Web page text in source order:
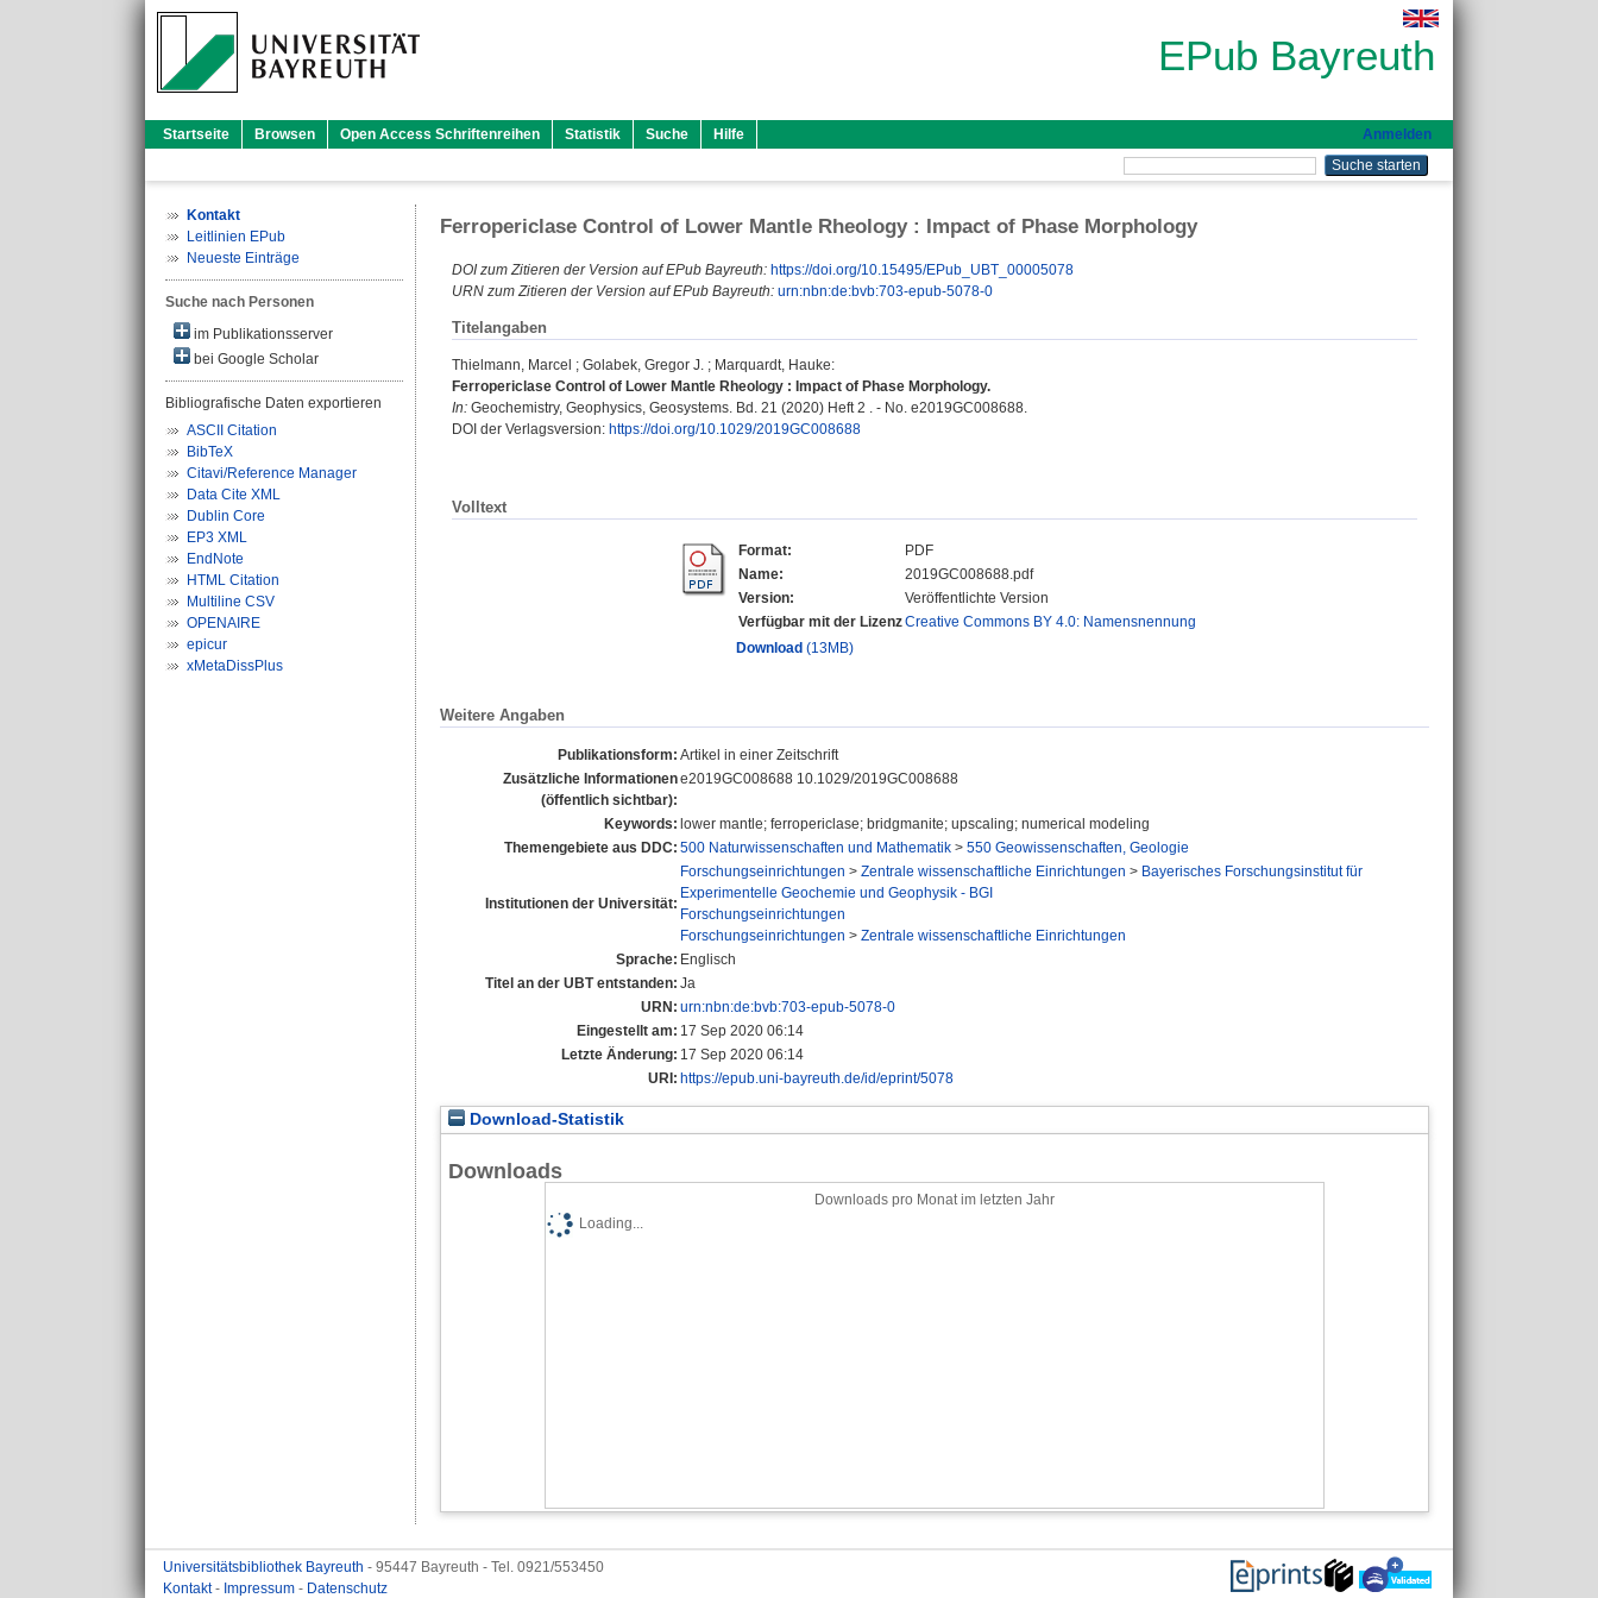
EPub Bayreuth
Startseite Browsen Open Access Schriftenreihen Statistik Suche Hilfe Anmelden
Kontakt
Leitlinien EPub
Neueste Einträge
Suche nach Personen
im Publikationsserver
bei Google Scholar
Bibliografische Daten exportieren
ASCII Citation
BibTeX
Citavi/Reference Manager
Data Cite XML
Dublin Core
EP3 XML
EndNote
HTML Citation
Multiline CSV
OPENAIRE
epicur
xMetaDissPlus
Ferropericlase Control of Lower Mantle Rheology : Impact of Phase Morphology
DOI zum Zitieren der Version auf EPub Bayreuth: https://doi.org/10.15495/EPub_UBT_00005078
URN zum Zitieren der Version auf EPub Bayreuth: urn:nbn:de:bvb:703-epub-5078-0
Titelangaben
Thielmann, Marcel ; Golabek, Gregor J. ; Marquardt, Hauke:
Ferropericlase Control of Lower Mantle Rheology : Impact of Phase Morphology.
In: Geochemistry, Geophysics, Geosystems. Bd. 21 (2020) Heft 2 . - No. e2019GC008688.
DOI der Verlagsversion: https://doi.org/10.1029/2019GC008688
Volltext
Format:
PDF
Name:
2019GC008688.pdf
Version:
Veröffentlichte Version
Verfügbar mit der LizenzCreative Commons BY 4.0: Namensnennung
Download (13MB)
Weitere Angaben
Publikationsform: Artikel in einer Zeitschrift
Zusätzliche Informationen
(öffentlich sichtbar):
e2019GC008688 10.1029/2019GC008688
Keywords: lower mantle; ferropericlase; bridgmanite; upscaling; numerical modeling
Themengebiete aus DDC: 500 Naturwissenschaften und Mathematik > 550 Geowissenschaften, Geologie
Institutionen der Universität:
Forschungseinrichtungen > Zentrale wissenschaftliche Einrichtungen > Bayerisches Forschungsinstitut für
Experimentelle Geochemie und Geophysik - BGI
Forschungseinrichtungen
Forschungseinrichtungen > Zentrale wissenschaftliche Einrichtungen
Sprache: Englisch
Titel an der UBT entstanden: Ja
URN: urn:nbn:de:bvb:703-epub-5078-0
Eingestellt am: 17 Sep 2020 06:14
Letzte Änderung: 17 Sep 2020 06:14
URI: https://epub.uni-bayreuth.de/id/eprint/5078
Download-Statistik
Downloads
Downloads pro Monat im letzten Jahr
Loading...
Universitätsbibliothek Bayreuth - 95447 Bayreuth - Tel. 0921/553450
Kontakt- Impressum - Datenschutz